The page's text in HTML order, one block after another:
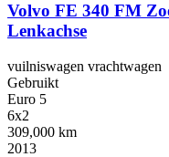
Volvo FE 340 FM
Lenkachse
vuilniswagen vrachtwagen
Gebruikt
Euro 5
6x2
309,000 km
2013